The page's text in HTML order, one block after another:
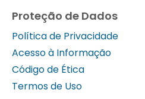
Proteção de Dados
Política de Privacidade
Acesso à Informação
Código de Ética
Termos de Uso